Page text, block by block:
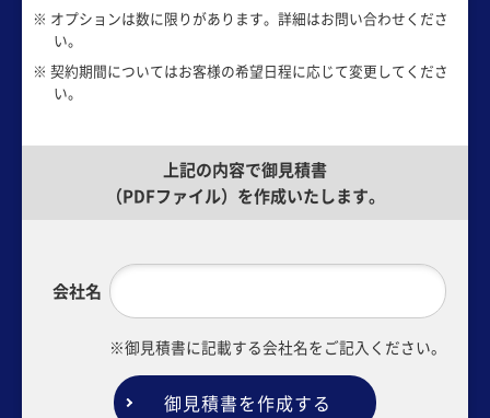
※ オプションは数に限りがあります。詳細はお問い合わせくださ
い。
※ 契約期間についてはお客様の希望日程に応じて変更してくださ
い。
上記の内容で御見積書
（PDFファイル）を作成いたします。
会社名
※御見積書に記載する会社名をご記入ください。
御見積書を作成する